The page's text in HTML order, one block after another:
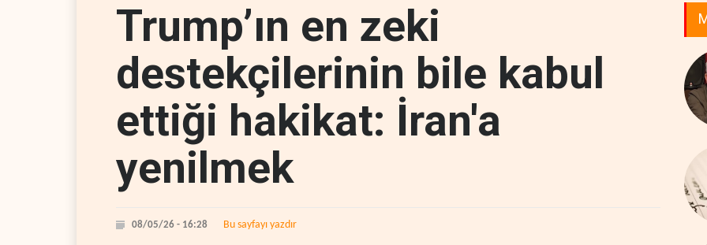
Trump’ın en zeki
destekçilerinin bile kabul
ettiği hakikat: İran'a
yenilmek
08/05/26 - 16:28 Bu sayfayı yazdır